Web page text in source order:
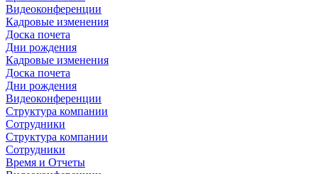
Видеоконференции
Кадровые изменения
Доска почета
Дни рождения
Кадровые изменения
Доска почета
Дни рождения
Видеоконференции
Структура компании
Сотрудники
Структура компании
Сотрудники
Время и Отчеты